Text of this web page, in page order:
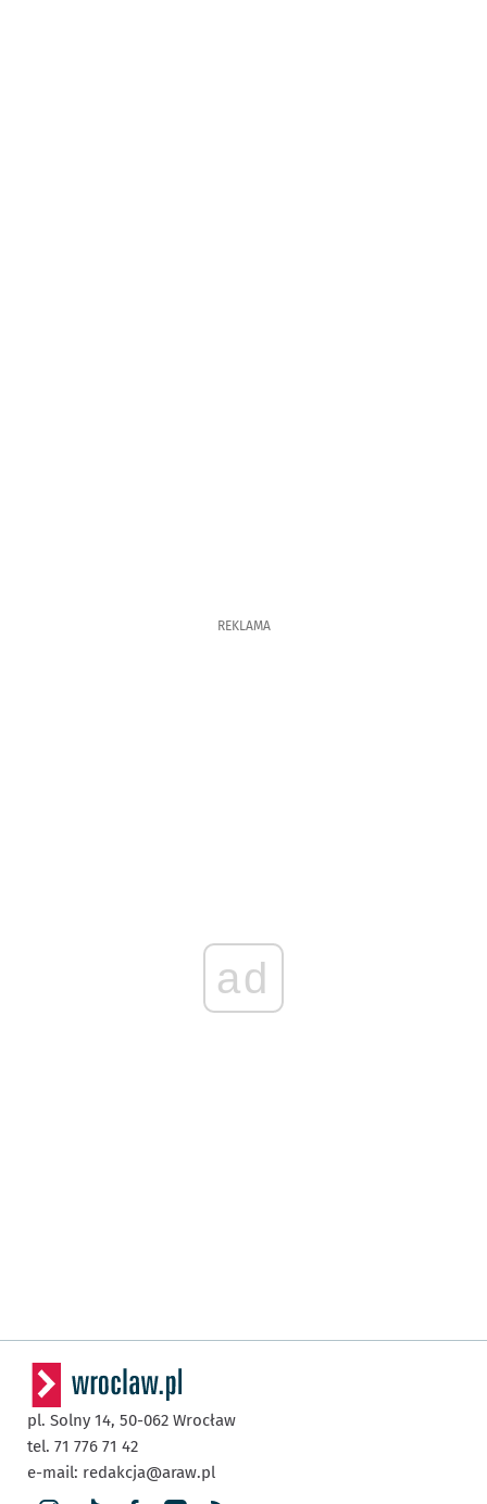
REKLAMA
ad
pl. Solny 14, 50-062 Wrocław
tel. 71 776 71 42
e-mail: redakcja@araw.pl